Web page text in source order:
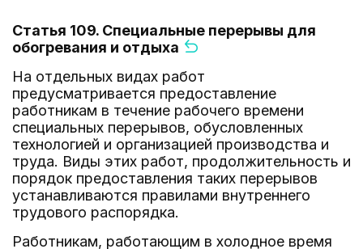
Статья 109. Специальные перерывы для
обогревания и отдыха
На отдельных видах работ
предусматривается предоставление
работникам в течение рабочего времени
специальных перерывов, обусловленных
технологией и организацией производства и
труда. Виды этих работ, продолжительность и
порядок предоставления таких перерывов
устанавливаются правилами внутреннего
трудового распорядка.
Работникам, работающим в холодное время